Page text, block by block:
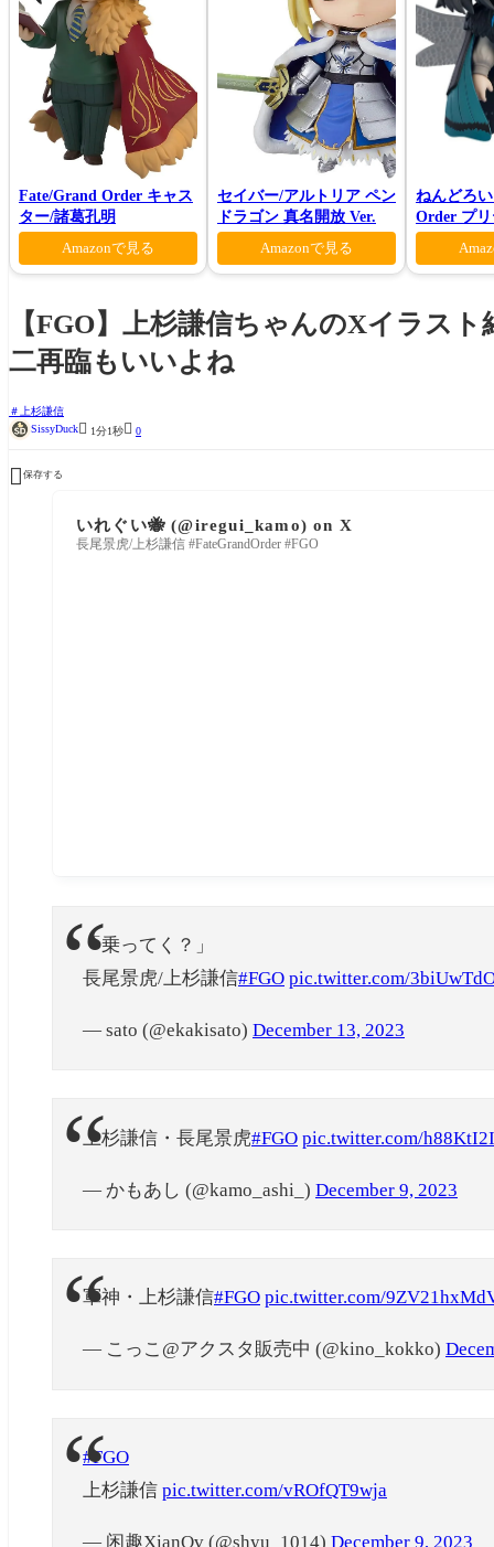
Fate/Grand Order キャス
ター/諸葛孔明
Amazonで見る
セイバー/アルトリア ペン
ドラゴン 真名開放 Ver.
Amazonで見る
ねんどろ
Order プ
ロン ヴォ
【FGO】上杉謙信ちゃんのXイラス
二再臨もいいよね
上杉謙信
SissyDuck 1分1秒 0
 保存する
いれぐい🐝 (@iregui_kamo) on X
長尾景虎/上杉謙信 #FateGrandOrder #FGO
「乗ってく？」
長尾景虎/上杉謙信#FGO pic.twitter.com/
— sato (@ekakisato) December 13, 2023
上杉謙信・長尾景虎#FGO pic.twitter.com/
— かもあし (@kamo_ashi_) December 9, 2023
軍神・上杉謙信#FGO pic.twitter.com/
— こっこ@アクスタ販売中 (@kino_kokko)
#FGO
上杉謙信 pic.twitter.com/vROfQT9wja
— 闲趣XianQv (@shyu_1014) December 9, 2023